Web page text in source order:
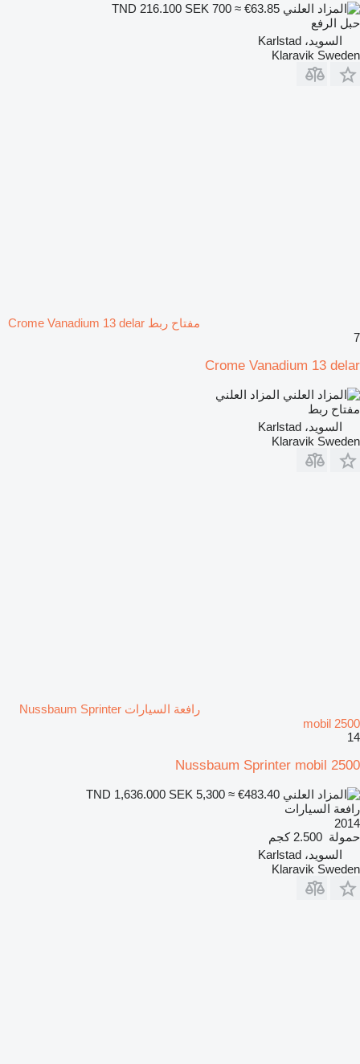
SEK 700 ≈ €63.85
حبل الرفع
السويد، Karlstad
Klaravik Sweden
مفتاح ربط Crome Vanadium 13 delar
7
Crome Vanadium 13 delar
المزاد العلني
مفتاح ربط
السويد، Karlstad
Klaravik Sweden
رافعة السيارات Nussbaum Sprinter
mobil 2500
14
Nussbaum Sprinter mobil 2500
SEK 5,300 ≈ €483.40
رافعة السيارات
2014
حمولة 2.500 كجم
السويد، Karlstad
Klaravik Sweden